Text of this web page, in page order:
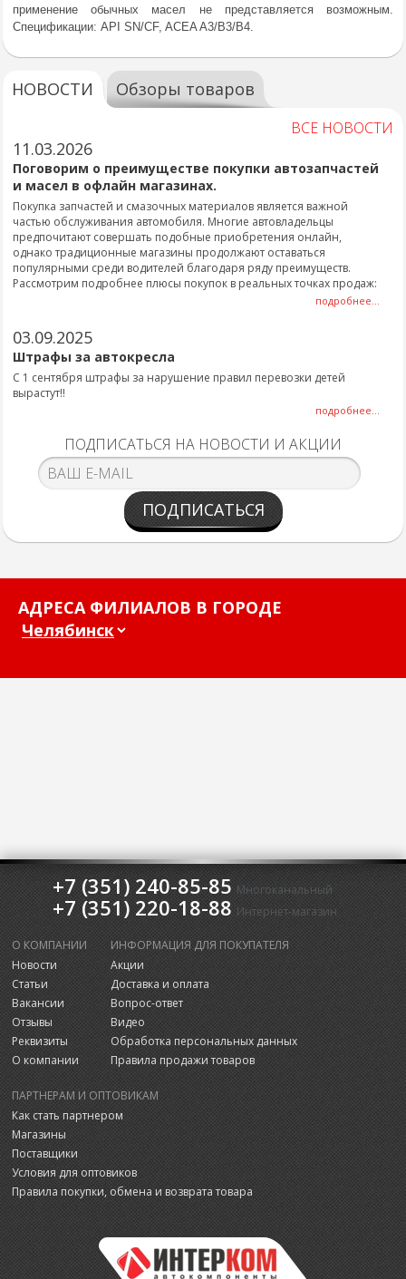
применение обычных масел не представляется возможным.
Спецификации: API SN/CF, ACEA A3/B3/B4.
НОВОСТИ Обзоры товаров
ВСЕ НОВОСТИ
11.03.2026
Поговорим о преимуществе покупки автозапчастей
и масел в офлайн магазинах.
Покупка запчастей и смазочных материалов является важной
частью обслуживания автомобиля. Многие автовладельцы
предпочитают совершать подобные приобретения онлайн,
однако традиционные магазины продолжают оставаться
популярными среди водителей благодаря ряду преимуществ.
Рассмотрим подробнее плюсы покупок в реальных точках продаж:
подробнее...
03.09.2025
Штрафы за автокресла
С 1 сентября штрафы за нарушение правил перевозки детей
вырастут!!
подробнее...
ПОДПИСАТЬСЯ НА НОВОСТИ И АКЦИИ
ПОДПИСАТЬСЯ
АДРЕСА ФИЛИАЛОВ В ГОРОДЕ
+7 (351) 240-85-85 Многоканальный
+7 (351) 220-18-88 Интернет-магазин
О КОМПАНИИ
Новости
Статьи
Вакансии
Отзывы
Реквизиты
О компании
ИНФОРМАЦИЯ ДЛЯ ПОКУПАТЕЛЯ
Акции
Доставка и оплата
Вопрос-ответ
Видео
Обработка персональных данных
Правила продажи товаров
ПАРТНЕРАМ И ОПТОВИКАМ
Как стать партнером
Магазины
Поставщики
Условия для оптовиков
Правила покупки, обмена и возврата товара